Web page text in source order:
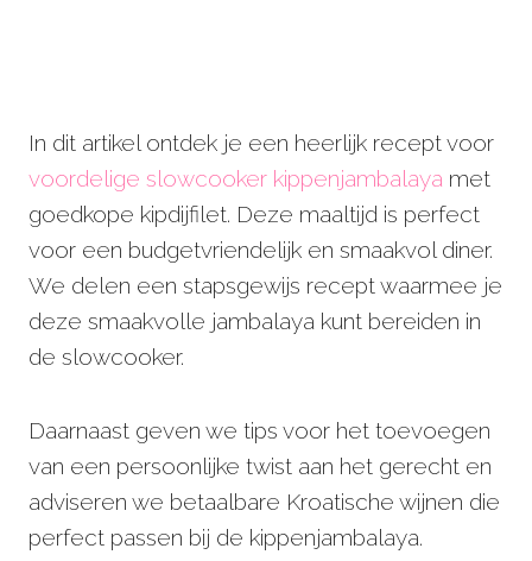
In dit artikel ontdek je een heerlijk recept voor
voordelige slowcooker kippenjambalaya met
goedkope kipdijfilet. Deze maaltijd is perfect
voor een budgetvriendelijk en smaakvol diner.
We delen een stapsgewijs recept waarmee je
deze smaakvolle jambalaya kunt bereiden in
de slowcooker.
Daarnaast geven we tips voor het toevoegen
van een persoonlijke twist aan het gerecht en
adviseren we betaalbare Kroatische wijnen die
perfect passen bij de kippenjambalaya.